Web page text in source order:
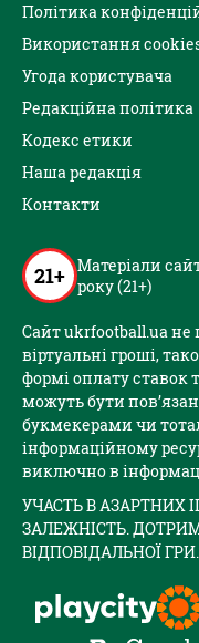
Політика
Використання
Угода користувача
Редакційна політика
Кодекс етики
Наша редакція
Контакти
21+ Матеріали
року (21+)
Сайт ukrfootball.ua не
віртуальні гроші,
формі оплату ставок
можуть бути
букмекерами чи
інформаційному
виключно в
УЧАСТЬ В АЗАРТНИХ
ЗАЛЕЖНІСТЬ.
ВІДПОВІДАЛЬНОЇ ГРИ.